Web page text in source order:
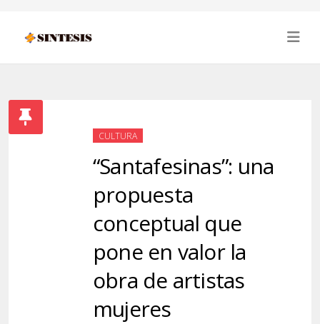
CULTURA
“Santafesinas”: una
propuesta
conceptual que
pone en valor la
obra de artistas
mujeres